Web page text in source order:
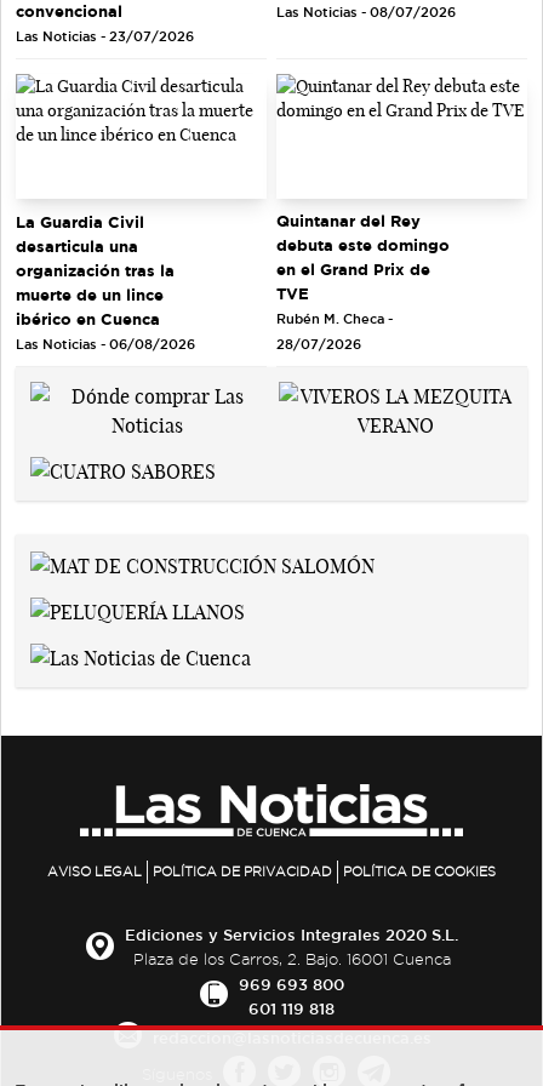
convencional
Las Noticias - 23/07/2026
Las Noticias - 08/07/2026
La Guardia Civil
desarticula una
organización tras la
muerte de un lince
ibérico en Cuenca
Las Noticias - 06/08/2026
Quintanar del Rey
debuta este domingo
en el Grand Prix de
TVE
Rubén M. Checa -
28/07/2026
AVISO LEGAL POLÍTICA DE PRIVACIDAD POLÍTICA DE COOKIES
Ediciones y Servicios Integrales 2020 S.L.
Plaza de los Carros, 2. Bajo. 16001 Cuenca
969 693 800
601 119 818